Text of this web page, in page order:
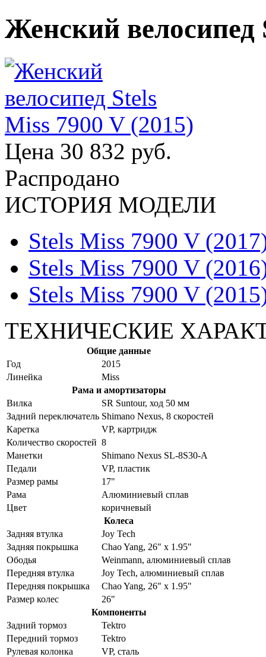
Женский велосипед
Цена 30 832 руб.
Распродано
ИСТОРИЯ МОДЕЛИ
Stels Miss 7900 V
Stels Miss 7900 V
Stels Miss 7900 V
ТЕХНИЧЕСКИЕ
Общие данные
Год
2015
Линейка
Miss
Рама и амортизаторы
Вилка
SR Suntour, ход 50 мм
Задний переключатель Shimano Nexus, 8 скоростей
Каретка
VP, картридж
Количество скоростей 8
Манетки
Shimano Nexus SL-8S30-A
Педали
VP, пластик
Размер рамы
17"
Рама
Алюминиевый сплав
Цвет
коричневый
Колеса
Задняя втулка
Joy Tech
Задняя покрышка
Chao Yang, 26" x 1.95"
Ободья
Weinmann, алюминиевый сплав
Передняя втулка
Joy Tech, алюминиевый сплав
Передняя покрышка
Chao Yang, 26" x 1.95"
Размер колес
26"
Компоненты
Задний тормоз
Tektro
Передний тормоз
Tektro
Рулевая колонка
VP, сталь